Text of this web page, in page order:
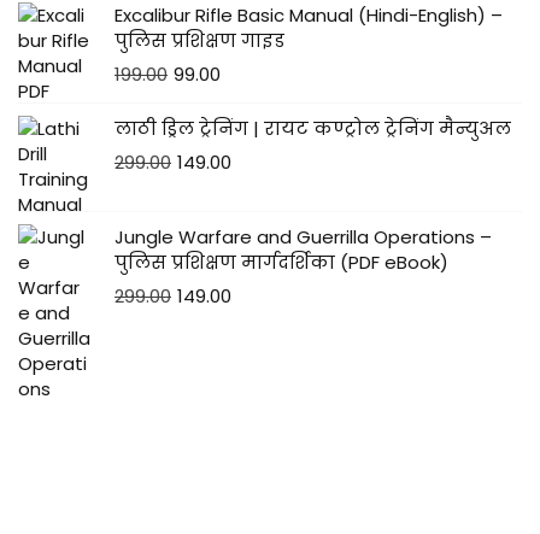
Excalibur Rifle Basic Manual (Hindi-English) –
पुलिस प्रशिक्षण गाइड
199.00 99.00
लाठी ड्रिल ट्रेनिंग | रायट कण्ट्रोल ट्रेनिंग मैन्युअल
299.00 149.00
Jungle Warfare and Guerrilla Operations –
पुलिस प्रशिक्षण मार्गदर्शिका (PDF eBook)
299.00 149.00